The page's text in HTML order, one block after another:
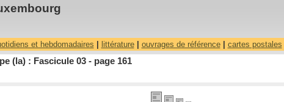
et hebdomadaires littérature| ouvrages de référence| cartes postales
(la) : Fascicule 03 - page 161